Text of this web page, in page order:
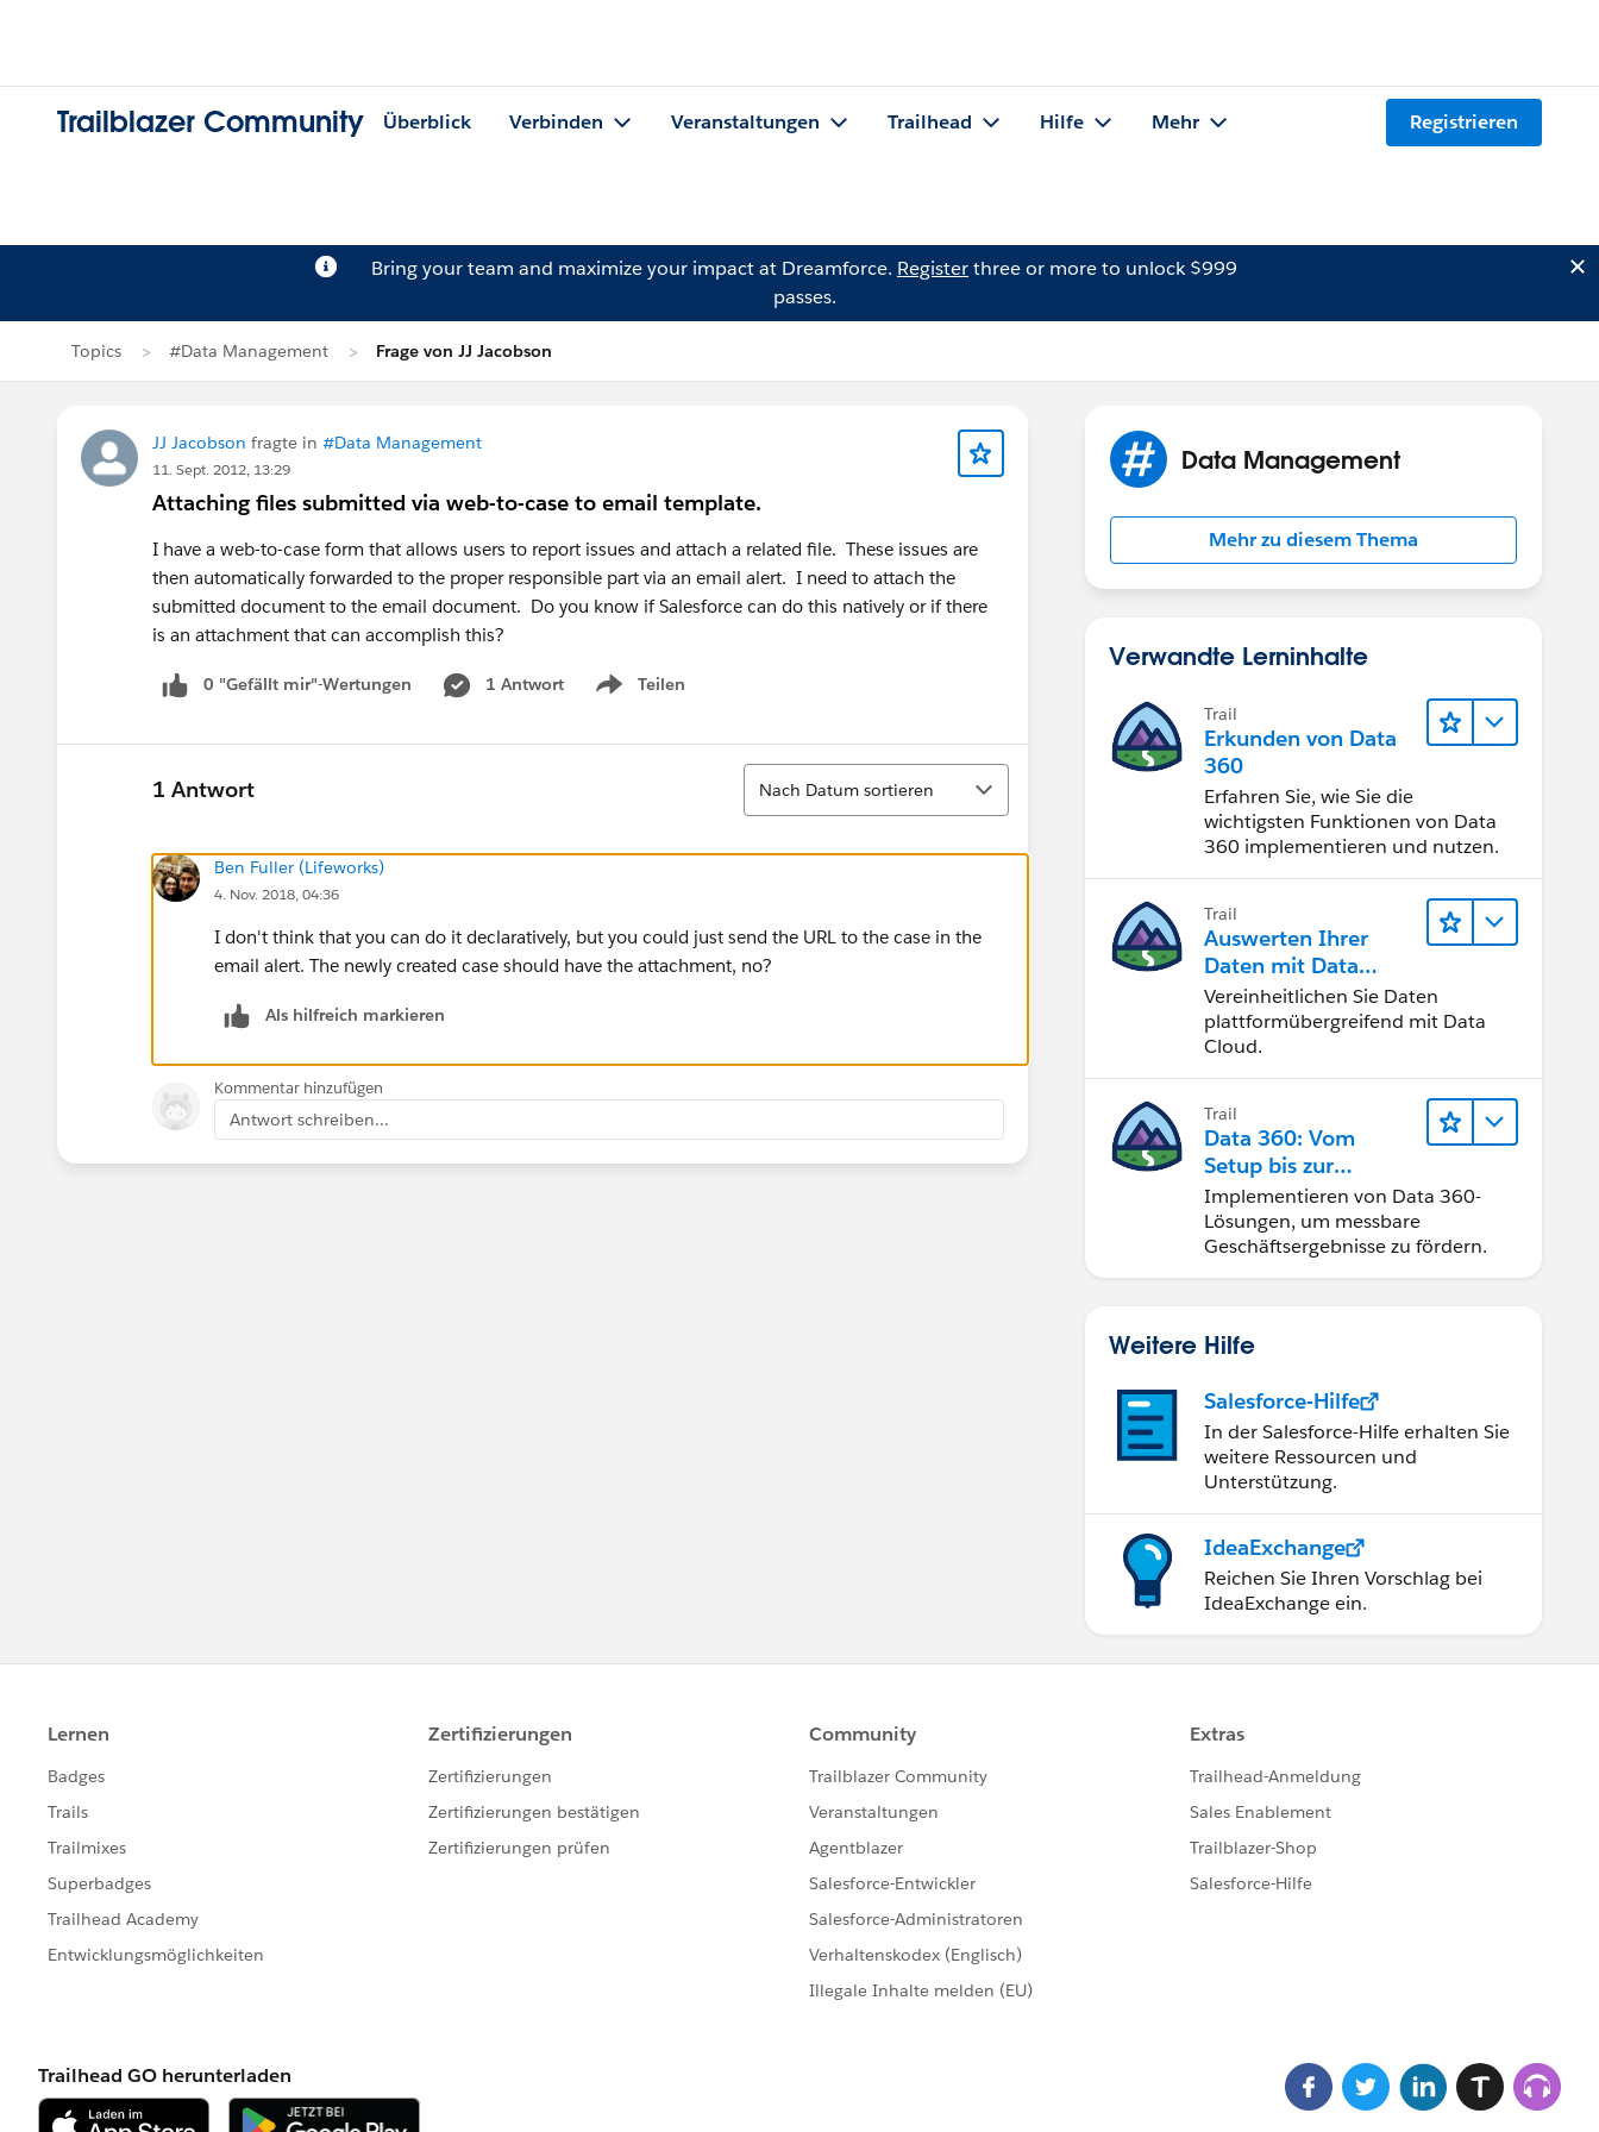
Trailblazer Community Überblick Verbinden Veranstaltungen Trailhead Hilfe Mehr Registrieren
Bring your team and maximize your impact at Dreamforce. Registerthree or more to unlock $999
passes.
Topics #Data Management Frage von JJ Jacobson
JJ Jacobson fragte in #Data Management
11. Sept. 2012, 13:29
Attaching files submitted via web-to-case to email template.
I have a web-to-case form that allows users to report issues and attach a related file. These issues are
then automatically forwarded to the proper responsible part via an email alert. I need to attach the
submitted document to the email document. Do you know if Salesforce can do this natively or if there
is an attachment that can accomplish this?
0 "Gefällt mir"-Wertungen 1 Antwort Teilen
Show menu
1 Antwort
Sortieren
Nach Datum sortieren
Ben Fuller (Lifeworks)
4. Nov. 2018, 04:36
I don't think that you can do it declaratively, but you could just send the URL to the case in the
email alert. The newly created case should have the attachment, no?
Als hilfreich markieren
Kommentar hinzufügen
Antwort schreiben...
Data Management
Mehr zu diesem Thema
Verwandte Lerninhalte
Trail
Erkunden von Data
360
Erfahren Sie, wie Sie die
wichtigsten Funktionen von Data
360 implementieren und nutzen.
Trail
Auswerten Ihrer
Daten mit Data
Cloud
Vereinheitlichen Sie Daten
plattformübergreifend mit Data
Cloud.
Trail
Data 360: Vom
Setup bis zur
Aktivierung
Implementieren von Data 360-
Lösungen, um messbare
Geschäftsergebnisse zu fördern.
Weitere Hilfe
Salesforce-Hilfe
In der Salesforce-Hilfe erhalten Sie
weitere Ressourcen und
Unterstützung.
IdeaExchange
Reichen Sie Ihren Vorschlag bei
IdeaExchange ein.